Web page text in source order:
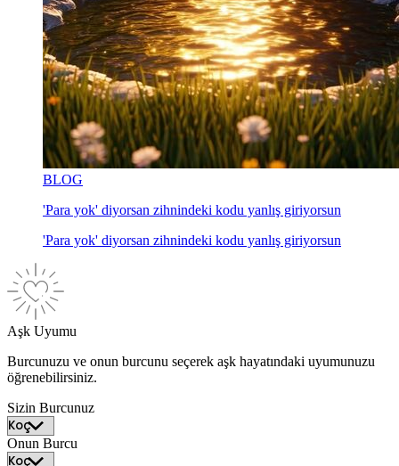
BLOG
'Para yok' diyorsan zihnindeki kodu yanlış giriyorsun
'Para yok' diyorsan zihnindeki kodu yanlış giriyorsun
Aşk Uyumu
Burcunuzu ve onun burcunu seçerek aşk hayatındaki uyumunuzu
öğrenebilirsiniz.
Sizin Burcunuz
Onun Burcu